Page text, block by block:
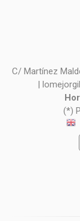
C/ Martínez
|
(*)